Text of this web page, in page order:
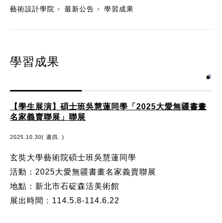
藝術設計學院 最新公告 學習成果
學習成果
【學生展演】碩士班吳慧蓮同學「2025大愛無疆書畫
名家義賣聯展」聯展
2025.10.30( 週四. )
玄奘大學藝術院碩士班吳慧蓮同學
活動：2025大愛無疆書畫名家義賣聯展
地點：新北市石碇森活美術館
展出時間：114.5.8-114.6.22